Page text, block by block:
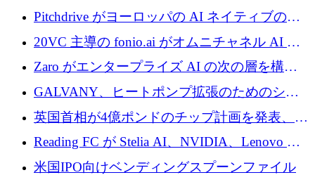
ロを確保
Pitchdrive がヨーロッパの AI ネイティブの創
業者を支援するために 6,000 万ユーロを調達
20VC 主導の fonio.ai がオムニチャネル AI プ
ラットフォームのために 1,700 万ドルを調達
Zaro がエンタープライズ AI の次の層を構築
するために 510 万ドルを獲得
GALVANY、ヒートポンプ拡張のためのシー
ドラウンドで1,000万ユーロを確保
英国首相が4億ポンドのチップ計画を発表、英
国の新興企業は「ここで拡大」し「ここに留
まる」
Reading FC が Stelia AI、NVIDIA、Lenovo と
協力して AI Center of Excellence を立ち上げ
米国IPO向けベンディングスプーンファイル